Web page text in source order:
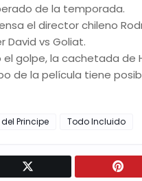
de la temporada.
el director chileno
David vs Goliat.
golpe, la cachetada de
de la película tiene
Principe Todo Incluido